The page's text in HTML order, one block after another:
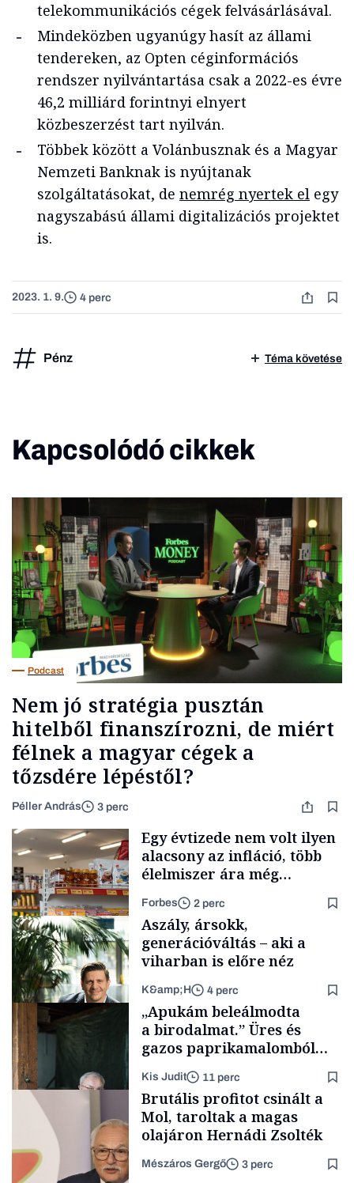
telekommunikációs cégek felvásárlásával.
Mindeközben ugyanúgy hasít az állami
tendereken, az Opten céginformációs
rendszer nyilvántartása csak a 2022-es évre
46,2 milliárd forintnyi elnyert
közbeszerzést tart nyilván.
Többek között a Volánbusznak és a Magyar
Nemzeti Banknak is nyújtanak
szolgáltatásokat, de nemrég nyertek el egy
nagyszabású állami digitalizációs projektet
is.
2023. 1. 9. 4 perc
Pénz Téma követése
Kapcsolódó cikkek
Podcast
Nem jó stratégia pusztán
hitelből finanszírozni, de miért
félnek a magyar cégek a
tőzsdére lépéstől?
Péller András 3 perc
Makro
Egy évtizede nem volt ilyen
alacsony az infláció, több
élelmiszer ára még
rohamosan csökken is
Forbes 2 perc
TÁMOGATÓI
TARTALOM
Aszály, ársokk,
generációváltás – aki a
viharban is előre néz
K&amp;H 4 perc
Családi
„Apukám beleálmodta
a birodalmat.” Üres és
gazos paprikamalomból
lett az igazi családi
fűszersztori
Kis Judit 11 perc
Brutális profitot csinált a
Mol, taroltak a magas
olajáron Hernádi Zsolték
Mészáros Gergő 3 perc